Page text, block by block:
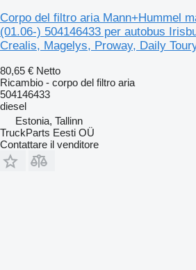
Corpo del filtro aria Mann+Hummel
(01.06-) 504146433 per autobus
Crealis, Magelys, Proway, Daily
80,65 € Netto
Ricambio - corpo del filtro aria
504146433
diesel
Estonia, Tallinn
TruckParts Eesti OÜ
Contattare il venditore